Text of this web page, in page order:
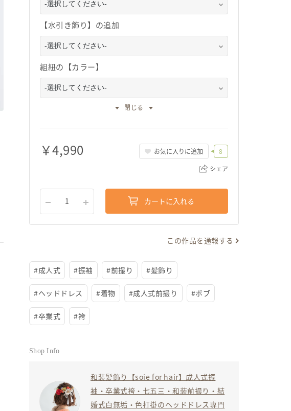
【水引き飾り】の追加
組紐の【カラー】
閉じる
￥4,990 お気に入りに追加
8
シェア
リンクをコピー
1 カートに入れる
この作品を通報する
#成人式 #振袖 #前撮り #髪飾り
#ヘッドドレス #着物 #成人式前撮り #ボブ
#卒業式 #袴
Shop Info
和装髪飾り【soie for hair】成人式振
袖・卒業式袴・七五三・和装前撮り・結
婚式白無垢・色打掛のヘッドドレス専門